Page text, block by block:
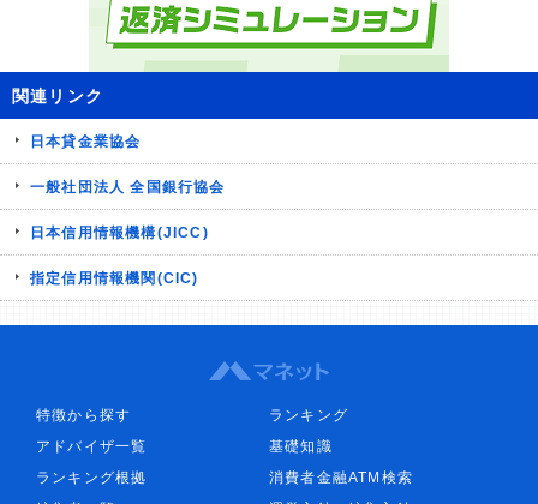
関連リンク
日本貸金業協会
一般社団法人 全国銀行協会
日本信用情報機構(JICC)
指定信用情報機関(CIC)
特徴から探す
ランキング
アドバイザ一覧
基礎知識
ランキング根拠
消費者金融ATM検索